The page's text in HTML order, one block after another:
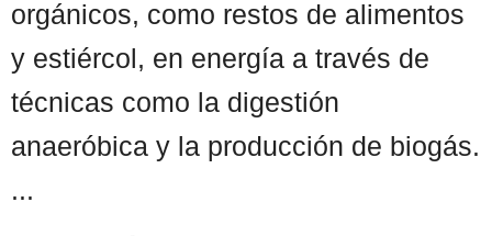
orgánicos, como restos de alimentos
y estiércol, en energía a través de
técnicas como la digestión
anaeróbica y la producción de biogás.
...